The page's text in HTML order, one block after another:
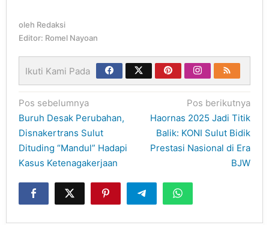
oleh Redaksi
Editor: Romel Nayoan
Ikuti Kami Pada
Navigasi
pos
Pos sebelumnya
Buruh Desak Perubahan,
Disnakertrans Sulut
Dituding “Mandul” Hadapi
Kasus Ketenagakerjaan
Pos berikutnya
Haornas 2025 Jadi Titik
Balik: KONI Sulut Bidik
Prestasi Nasional di Era
BJW